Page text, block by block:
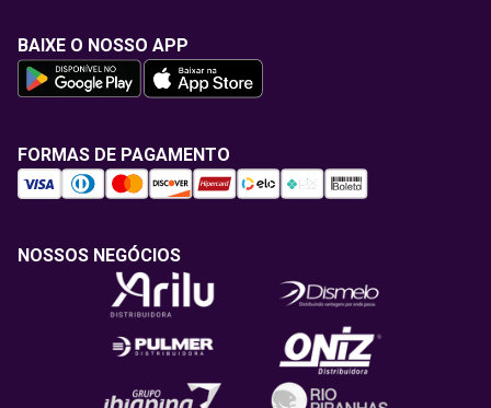
BAIXE O NOSSO APP
FORMAS DE PAGAMENTO
NOSSOS NEGÓCIOS